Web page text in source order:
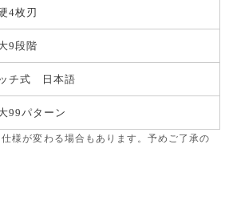
4枚刃
9段階
チ式 日本語
99パターン
様が変わる場合もあります。予めご了承の